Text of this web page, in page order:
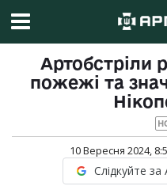
Артобстріли
пожежі та
10 Вересня 2024,
Слідкуйте